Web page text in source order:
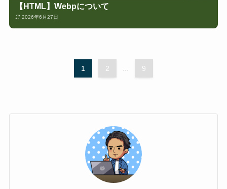
【HTML】Webpについて
2026年6月27日
1 2 ... 9